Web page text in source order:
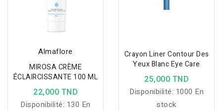
Almaflore
MIROSA CRÈME
ÉCLAIRCISSANTE 100 ML
22,000 TND
Disponibilité: 130 En
Crayon Liner Contour Des
Yeux Blanc Eye Care
25,000 TND
Disponibilité: 1000 En
stock